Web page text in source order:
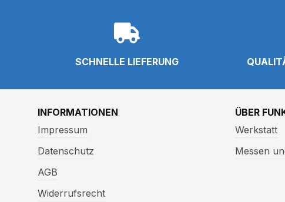
SCHNELLE LIEFERUNG
INFORMATIONEN
Impressum
Datenschutz
AGB
Widerrufsrecht
ÜBER
Werkstatt
Messen